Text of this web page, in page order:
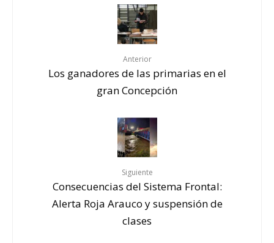
Anterior
Los ganadores de las primarias en el
gran Concepción
Siguiente
Consecuencias del Sistema Frontal:
Alerta Roja Arauco y suspensión de
clases